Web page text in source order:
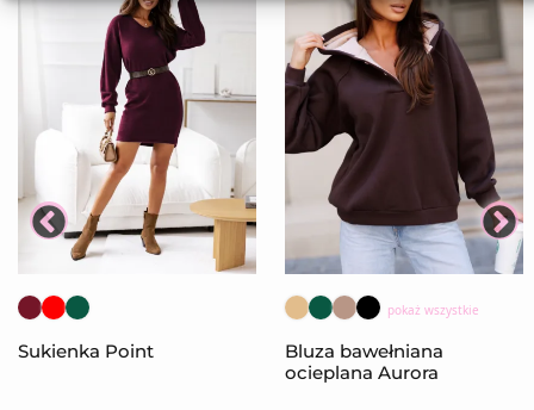
Sukienka Point
pokaż wszystkie
Bluza bawełniana
ocieplana Aurora